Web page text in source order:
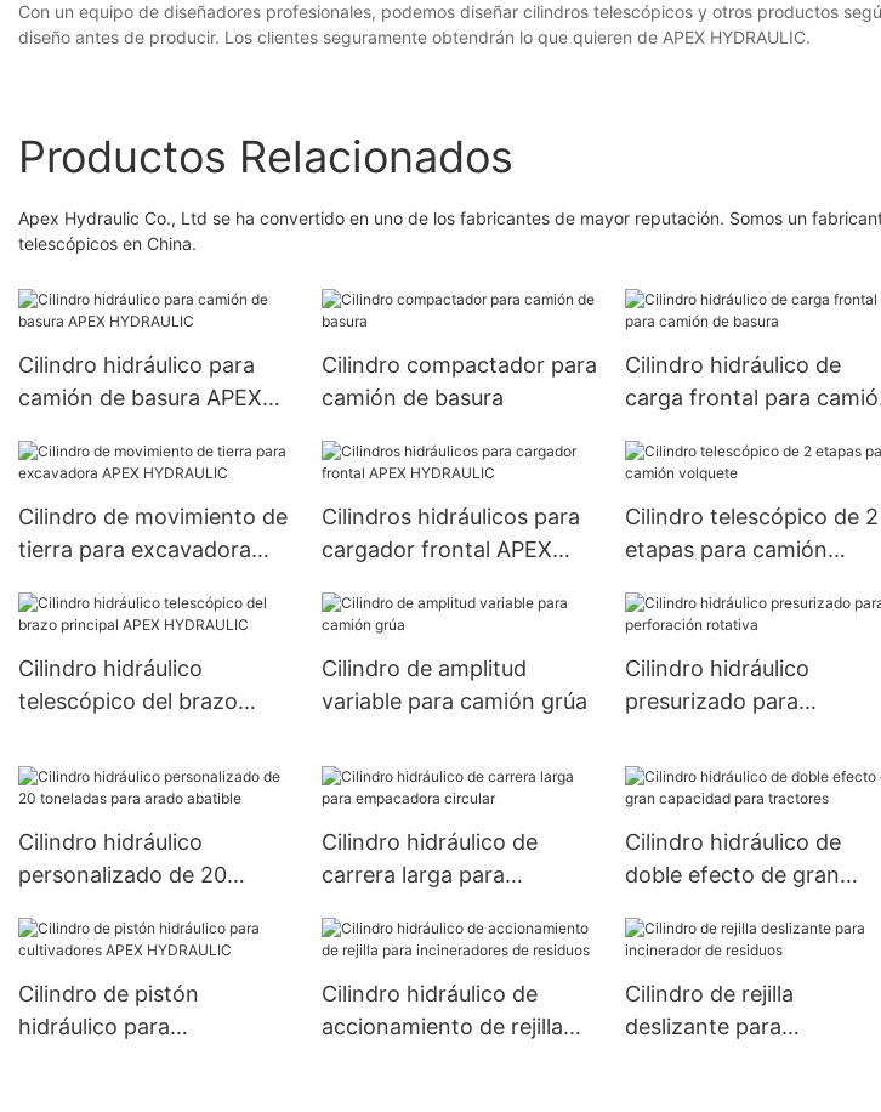
Con un equipo de diseñadores profesionales, podemos diseñar cilindros telescópicos y otros productos
diseño antes de producir. Los clientes seguramente obtendrán lo que quieren de APEX HYDRAULIC.
Productos Relacionados
Apex Hydraulic Co., Ltd se ha convertido en uno de los fabricantes de mayor reputación. Somos un
telescópicos en China.
Cilindro hidráulico para
camión de basura APEX
Cilindro compactador para
camión de basura
Cilindro hidráulico de
carga frontal para
Cilindro de movimiento de
tierra para excavadora
Cilindros hidráulicos para
cargador frontal APEX
Cilindro telescópico de 2
etapas para camión
Cilindro hidráulico
telescópico del brazo
HYDRAULIC
Cilindro de amplitud
variable para camión grúa
Cilindro hidráulico
presurizado para
Cilindro hidráulico
personalizado de 20
abatible
Cilindro hidráulico de
carrera larga para
Cilindro hidráulico de
doble efecto de gran
Cilindro de pistón
hidráulico para
Cilindro hidráulico de
accionamiento de rejilla
Cilindro de rejilla
deslizante para